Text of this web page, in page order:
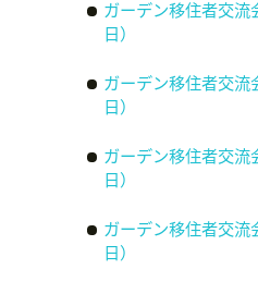
ガーデン移住者交流
日）
ガーデン移住者交流
日）
ガーデン移住者交流
日）
ガーデン移住者交流
日）